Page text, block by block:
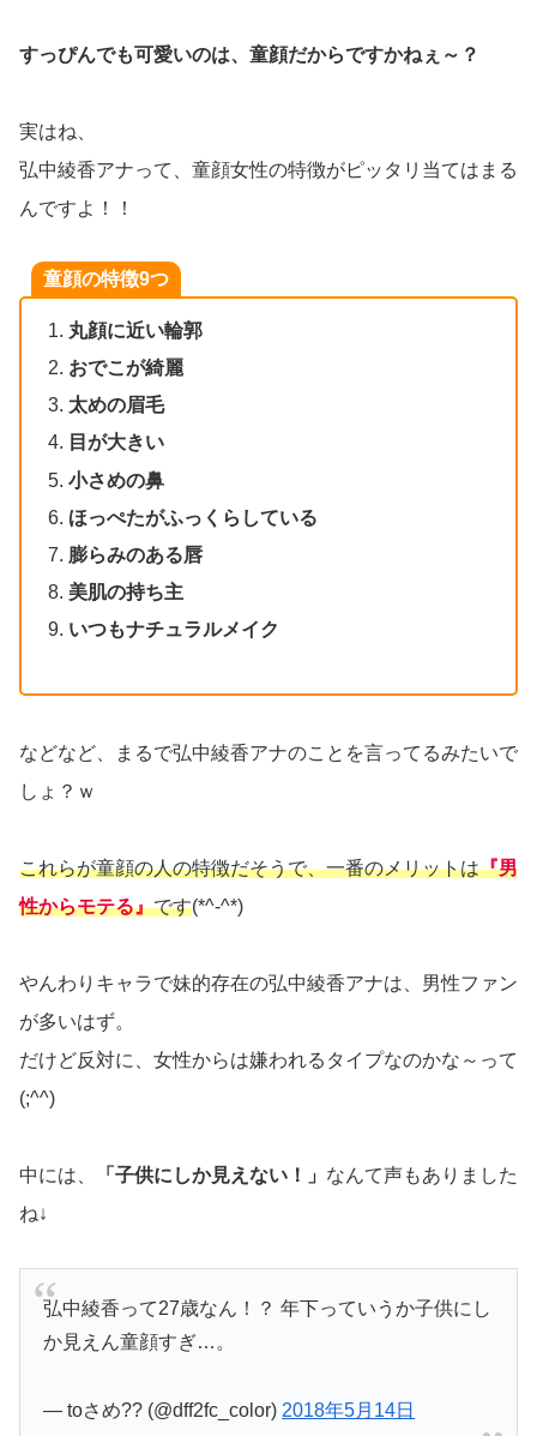
すっぴんでも可愛いのは、童顔だからですかねぇ～？
実はね、
弘中綾香アナって、童顔女性の特徴がピッタリ当てはまる
んですよ！！
童顔の特徴9つ
丸顔に近い輪郭
おでこが綺麗
太めの眉毛
目が大きい
小さめの鼻
ほっぺたがふっくらしている
膨らみのある唇
美肌の持ち主
いつもナチュラルメイク
などなど、まるで弘中綾香アナのことを言ってるみたいで
しょ？ｗ
これらが童顔の人の特徴だそうで、一番のメリットは『男
性からモテる』です(*^-^*)
やんわりキャラで妹的存在の弘中綾香アナは、男性ファン
が多いはず。
だけど反対に、女性からは嫌われるタイプなのかな～って
(;^^)
中には、 「子供にしか見えない！」 なんて声もありました
ね↓
弘中綾香って27歳なん！？ 年下っていうか子供にし
か見えん童顔すぎ…。
— toさめ?? (@dff2fc_color) 2018年5月14日